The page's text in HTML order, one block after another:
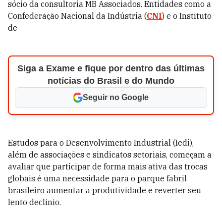
sócio da consultoria MB Associados. Entidades como a
Confederação Nacional da Indústria (CNI) e o Instituto
de
Siga a Exame e fique por dentro das últimas
notícias do Brasil e do Mundo
Seguir no Google
Estudos para o Desenvolvimento Industrial (Iedi),
além de associações e sindicatos setoriais, começam a
avaliar que participar de forma mais ativa das trocas
globais é uma necessidade para o parque fabril
brasileiro aumentar a produtividade e reverter seu
lento declínio.